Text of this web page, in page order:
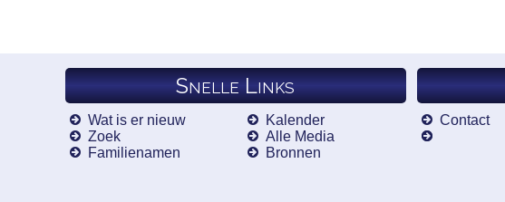
Snelle Links
Wat is er nieuw
Zoek
Familienamen
Kalender
Alle Media
Bronnen
Contact